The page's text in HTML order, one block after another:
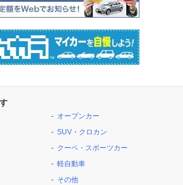
オープンカー
SUV・クロカン
クーペ・スポーツカー
軽自動車
その他